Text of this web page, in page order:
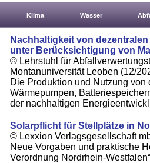
Klima Wasser
Nachhaltigkeit von
unter Berücksichtigung von
© Lehrstuhl für
Montanuniversität Leoben (12/
Die Produktion und Nutzung
Wärmepumpen,
der nachhaltigen
Solarpflicht für Stellplätze in
© Lexxion Verlagsgesellschaft
Neue Vorgaben und praktische
Verordnung Nordrhein-